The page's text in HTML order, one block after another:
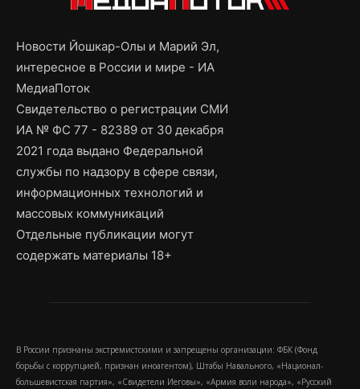
Новости Йошкар-Олы и Марий Эл,
интересное в России и мире - ИА
МедиаПоток
Свидетельство о регистрации СМИ
ИА № ФС 77 - 82389 от 30 декабря
2021 года выдано Федеральной
службы по надзору в сфере связи,
информационных технологий и
массовых коммуникаций
Отдельные публикации могут
содержать материалы 18+
В России признаны экстремистскими и запрещены организации: ФБК (Фонд
борьбы с коррупцией, признан иноагентом), Штабы Навального, «Национал-
большевистская партия», «Свидетели Иеговы», «Армия воли народа», «Русский